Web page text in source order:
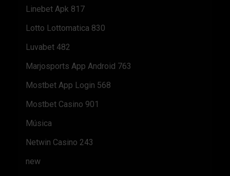
Linebet Apk 817
Lotto Lottomatica 830
Luvabet 482
Marjosports App Android 763
Mostbet App Login 568
Mostbet Casino 901
Música
Netwin Casino 243
new